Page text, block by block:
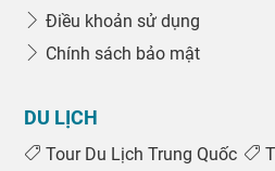
Điều khoản sử dụng
Chính sách bảo mật
DU LỊCH
Tour Du Lịch Trung Quốc